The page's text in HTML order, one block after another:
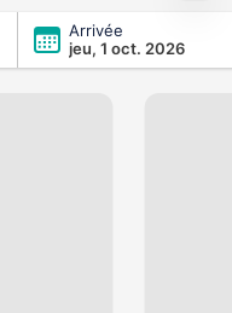
Arrivée
jeu, 1 oct. 2026